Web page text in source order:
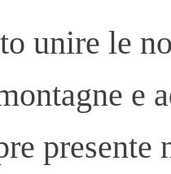
unire le
e
presente